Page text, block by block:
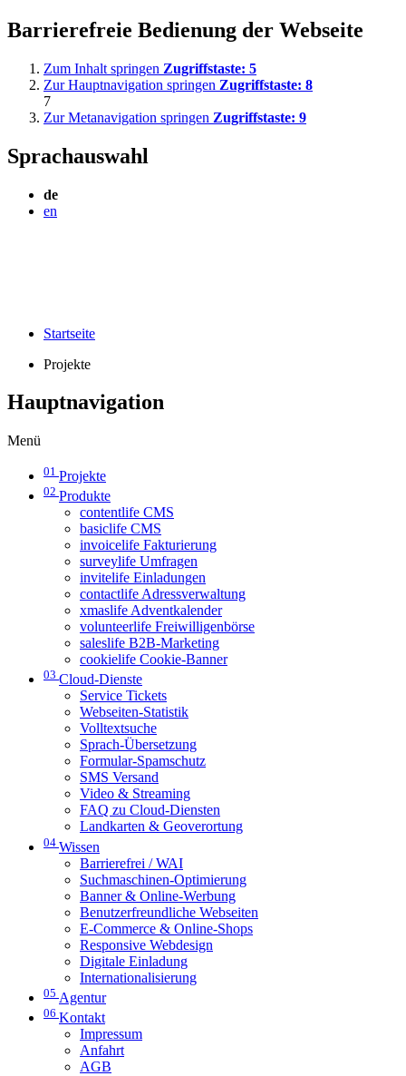
Barrierefreie Bedienung der Webseite
Zum Inhalt springen Zugriffstaste: 5
Zur Hauptnavigation springen Zugriffstaste: 8
7
Zur Metanavigation springen Zugriffstaste: 9
Sprachauswahl
de
en
Startseite
Projekte
Hauptnavigation
Menü
01 Projekte
02 Produkte
contentlife CMS
basiclife CMS
invoicelife Fakturierung
surveylife Umfragen
invitelife Einladungen
contactlife Adressverwaltung
xmaslife Adventkalender
volunteerlife Freiwilligenbörse
saleslife B2B-Marketing
cookielife Cookie-Banner
03 Cloud-Dienste
Service Tickets
Webseiten-Statistik
Volltextsuche
Sprach-Übersetzung
Formular-Spamschutz
SMS Versand
Video & Streaming
FAQ zu Cloud-Diensten
Landkarten & Geoverortung
04 Wissen
Barrierefrei / WAI
Suchmaschinen-Optimierung
Banner & Online-Werbung
Benutzerfreundliche Webseiten
E-Commerce & Online-Shops
Responsive Webdesign
Digitale Einladung
Internationalisierung
05 Agentur
06 Kontakt
Impressum
Anfahrt
AGB